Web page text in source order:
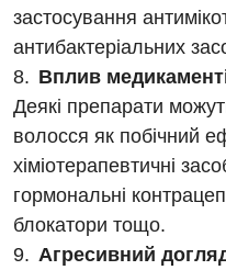
Дієтологія
Ендокринологія
Кардіологія
Мамологія
Медична психологія
Неврологія
застосування
антибактеріальних
Вплив
Деякі препарати
волосся як побічний
хіміотерапевтичні
гормональні
блокатори тощо.
Агресивний